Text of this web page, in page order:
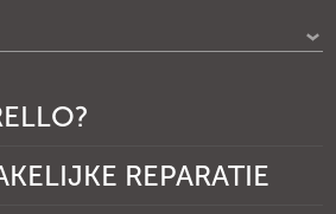
REPARATIE